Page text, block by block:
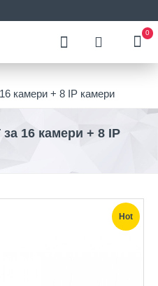
0
камери + 8 IP камери
за 16 камери + 8 IP
Hot